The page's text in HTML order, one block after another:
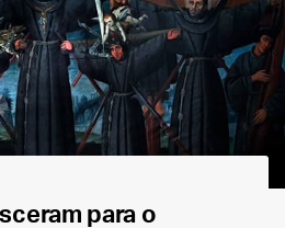
para o